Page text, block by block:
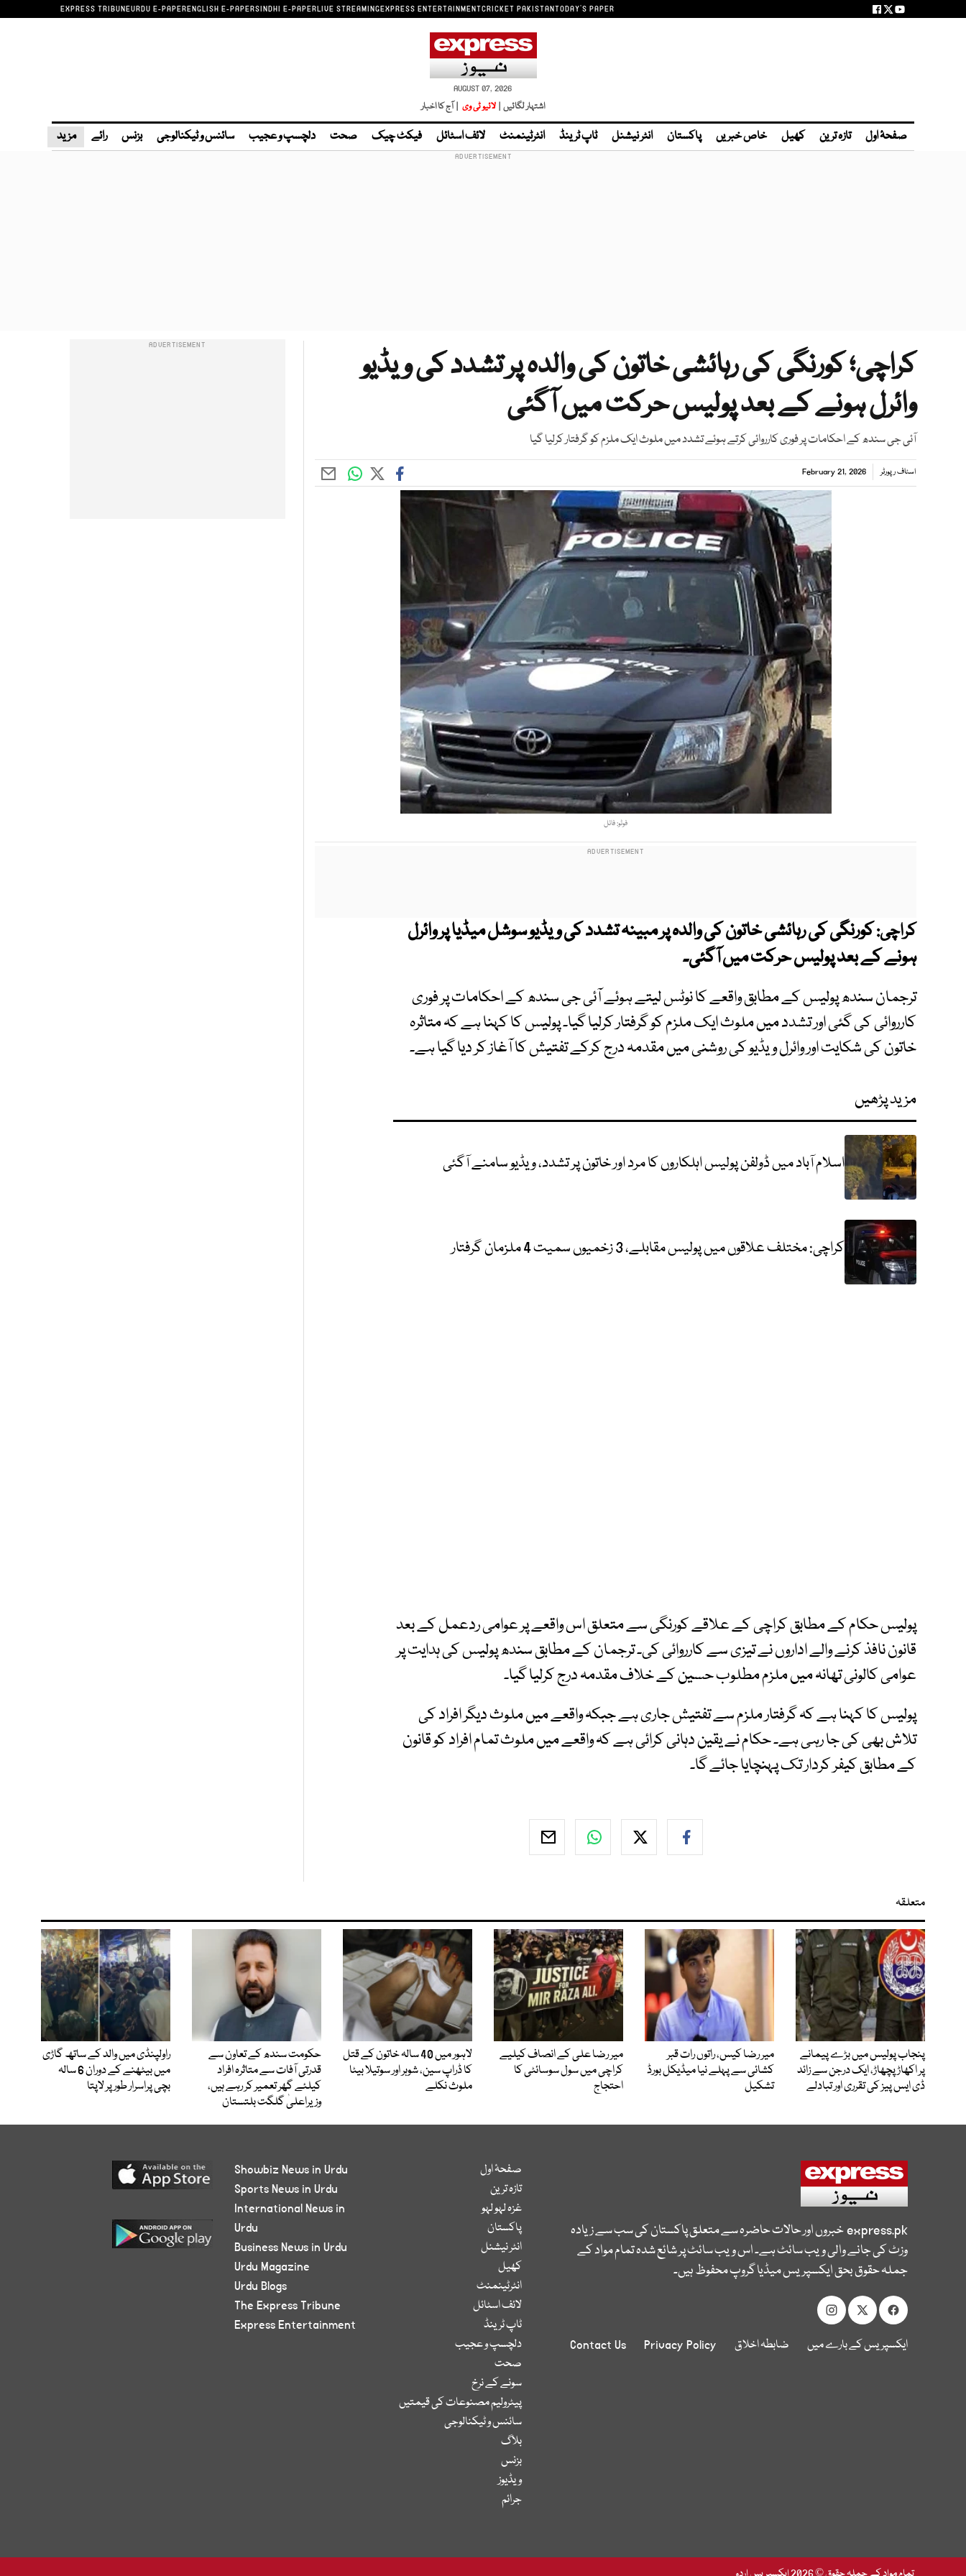
EXPRESS TRIBUNEURDU E-PAPERENGLISH E-PAPERSINDHI E-PAPERLIVE STREAMINGEXPRESS ENTERTAINMENTCRICKET PAKISTANTODAY'S PAPER
AUGUST 07, 2026
اشتہار لگائیں | لائیو ٹی وی | آج کا اخبار
صفحۂ اول تازہ ترین کھیل خاص خبریں پاکستان انٹر نیشنل ٹاپ ٹرینڈ انٹرٹینمنٹ لائف اسٹائل فیکٹ چیک صحت دلچسپ و عجیب سائنس و ٹیکنالوجی بزنس رائے مزید
کراچی؛ کورنگی کی رہائشی خاتون کی والدہ پر تشدد کی ویڈیو
وائرل ہونے کے بعد پولیس حرکت میں آگئی
آئی جی سندھ کے احکامات پر فوری کارروائی کرتے ہوئے تشدد میں ملوث ایک ملزم کو گرفتار کرلیا گیا
اسٹاف رپورٹر February 21, 2026
فوٹو: فائل
کراچی:کورنگی کی رہائشی خاتون کی والدہ پر مبینہ تشدد کی ویڈیو سوشل میڈیا پر وائرل
ہونے کے بعد پولیس حرکت میں آگئی۔
ترجمان سندھ پولیس کے مطابق واقعے کا نوٹس لیتے ہوئے آئی جی سندھ کے احکامات پر فوری
کارروائی کی گئی اور تشدد میں ملوث ایک ملزم کو گرفتار کرلیا گیا۔ پولیس کا کہنا ہے کہ متاثرہ
خاتون کی شکایت اور وائرل ویڈیو کی روشنی میں مقدمہ درج کرکے تفتیش کا آغاز کر دیا گیا ہے۔
مزید پڑھیں
اسلام آباد میں ڈولفن پولیس اہلکاروں کا مرد اور خاتون پر تشدد، ویڈیو سامنے آگئی
کراچی: مختلف علاقوں میں پولیس مقابلے، 3 زخمیوں سمیت 4 ملزمان گرفتار
پولیس حکام کے مطابق کراچی کے علاقے کورنگی سے متعلق اس واقعے پر عوامی ردعمل کے بعد
قانون نافذ کرنے والے اداروں نے تیزی سے کارروائی کی۔ ترجمان کے مطابق سندھ پولیس کی ہدایت پر
عوامی کالونی تھانہ میں ملزم مطلوب حسین کے خلاف مقدمہ درج کرلیا گیا۔
پولیس کا کہنا ہے کہ گرفتار ملزم سے تفتیش جاری ہے جبکہ واقعے میں ملوث دیگر افراد کی
تلاش بھی کی جا رہی ہے۔ حکام نے یقین دہانی کرائی ہے کہ واقعے میں ملوث تمام افراد کو قانون
کے مطابق کیفر کردار تک پہنچایا جائے گا۔
متعلقہ
پنجاب پولیس میں بڑے پیمانے
پر اکھاڑ پچھاڑ، ایک درجن سے زائد
ڈی ایس پیز کی تقرری اور تبادلے
میر رضا کیس، راتوں رات قبر
کشائی سے پہلے نیا میڈیکل بورڈ
تشکیل
میر رضا علی کے انصاف کیلیے
کراچی میں سول سوسائٹی کا
احتجاج
لاہور میں 40 سالہ خاتون کے قتل
کا ڈراپ سین، شوہر اور سوتیلا بیٹا
ملوث نکلے
حکومت سندھ کے تعاون سے
قدرتی آفات سے متاثرہ افراد
کیلئے گھر تعمیر کر رہے ہیں،
وزیراعلیٰ گلگت بلتستان
راولپنڈی میں والد کے ساتھ گاڑی
میں بیٹھنے کے دوران 6 سالہ
بچی پراسرار طور پر لاپتا
express.pkخبروں اور حالات حاضرہ سے متعلق پاکستان کی سب سے زیادہ
وزٹ کی جانے والی ویب سائٹ ہے۔ اس ویب سائٹ پر شائع شدہ تمام مواد کے
جملہ حقوق بحق ایکسپریس میڈیا گروپ محفوظ ہیں۔
ایکسپریس کے بارے میں ضابطہ اخلاق Privacy Policy
Contact Us
صفحۂ اول
تازہ ترین
غزہ لہو لہو
پاکستان
انٹر نیشنل
کھیل
انٹرٹینمنٹ
لائف اسٹائل
ٹاپ ٹرینڈ
دلچسپ و عجیب
صحت
سونے کے نرخ
پیٹرولیم مصنوعات کی قیمتیں
سائنس و ٹیکنالوجی
بلاگ
بزنس
ویڈیوز
جرائم
Showbiz News in Urdu
Sports News in Urdu
International News in
Urdu
Business News in Urdu
Urdu Magazine
Urdu Blogs
The Express Tribune
Express Entertainment